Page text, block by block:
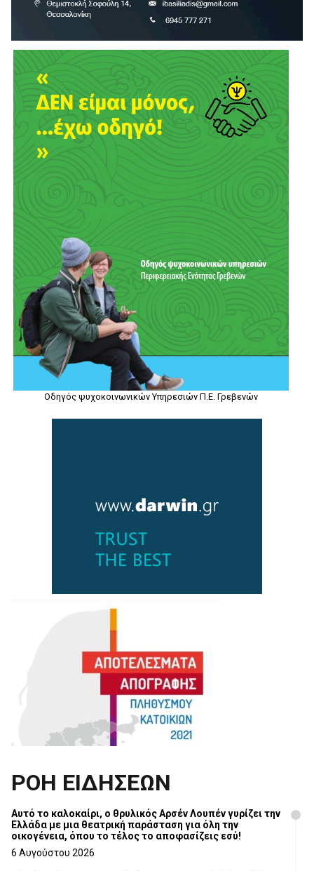
Οδηγός ψυχοκοινωνικών Υπηρεσιών Π.Ε. Γρεβενών
ΡΟΗ ΕΙΔΗΣΕΩΝ
Αυτό το καλοκαίρι, ο θρυλικός Αρσέν Λουπέν γυρίζει την
Ελλάδα με μια θεατρική παράσταση για όλη την
οικογένεια, όπου το τέλος το αποφασίζεις εσύ!
6 Αυγούστου 2026